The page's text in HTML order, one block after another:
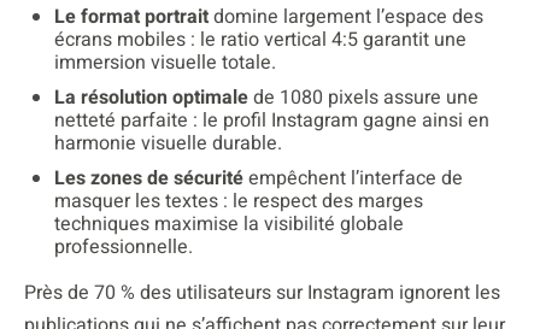
Le format portraitdomine largement l’espace des
écrans mobiles : le ratio vertical 4:5 garantit une
immersion visuelle totale.
La résolution optimalede 1080 pixels assure une
netteté parfaite : le profil Instagram gagne ainsi en
harmonie visuelle durable.
Les zones de sécuritéempêchent l’interface de
masquer les textes : le respect des marges
techniques maximise la visibilité globale
professionnelle.
Près de 70 % des utilisateurs sur Instagram ignorent les